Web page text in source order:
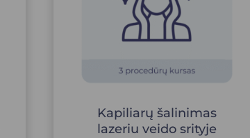
Kapiliarų šalinimas
lazeriu veido srityje